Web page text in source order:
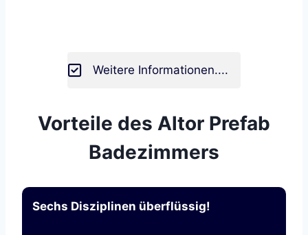
Weitere Informationen....
Vorteile des Altor Prefab
Badezimmers
Sechs Disziplinen überflüssig!